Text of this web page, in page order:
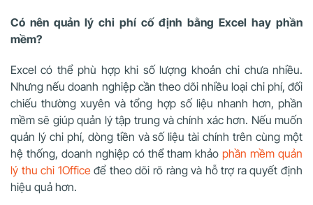
Có nên quản lý chi phí cố định bằng Excel hay phần
mềm?
Excel có thể phù hợp khi số lượng khoản chi chưa nhiều.
Nhưng nếu doanh nghiệp cần theo dõi nhiều loại chi phí, đối
chiếu thường xuyên và tổng hợp số liệu nhanh hơn, phần
mềm sẽ giúp quản lý tập trung và chính xác hơn. Nếu muốn
quản lý chi phí, dòng tiền và số liệu tài chính trên cùng một
hệ thống, doanh nghiệp có thể tham khảophần mềm quản
lý thu chi 1Officeđể theo dõi rõ ràng và hỗ trợ ra quyết định
hiệu quả hơn.